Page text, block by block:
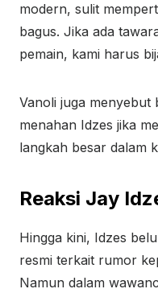
modern, sulit
bagus. Jika ada
pemain, kami harus
Vanoli juga menyebut
menahan Idzes jika
langkah besar dalam
Reaksi Jay
Hingga kini, Idzes
resmi terkait rumor
Namun dalam